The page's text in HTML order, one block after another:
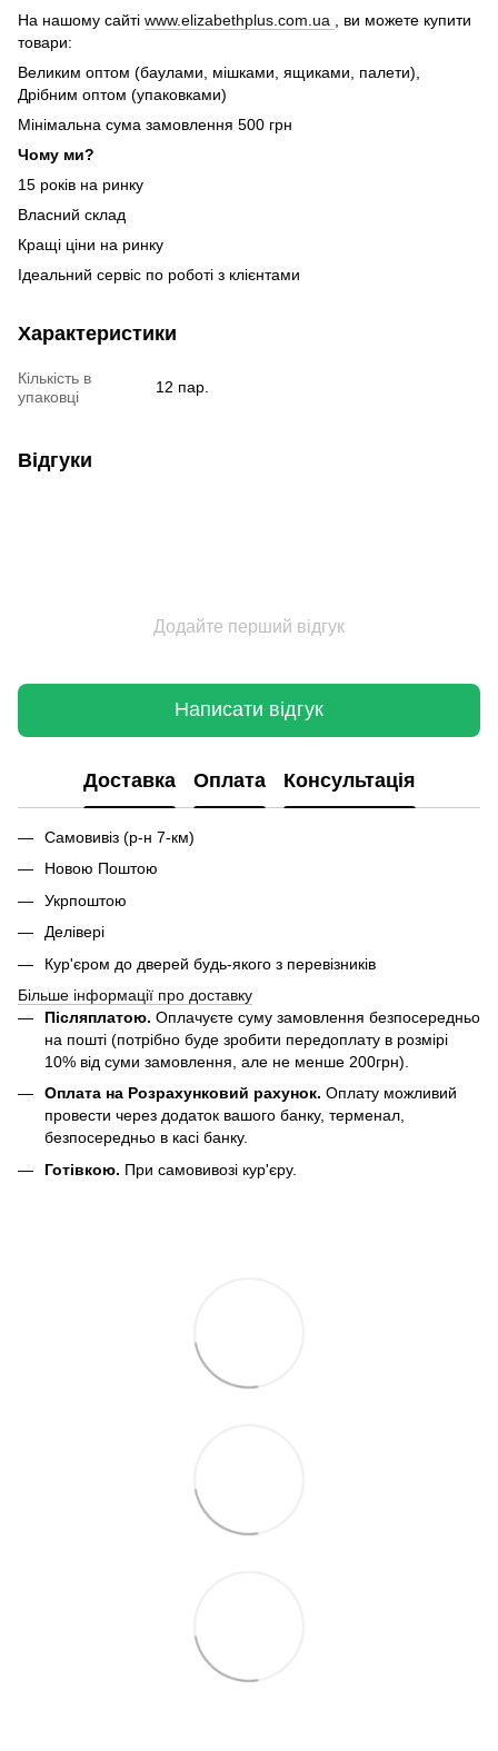
На нашому сайті www.elizabethplus.com.ua
, ви можете купити
товари:
Великим оптом (баулами, мішками, ящиками, палети),
Дрібним оптом (упаковками)
Мінімальна сума замовлення 500 грн
Чому ми?
15 років на ринку
Власний склад
Кращі ціни на ринку
Ідеальний сервіс по роботі з клієнтами
Характеристики
Кількість в
упаковці
12 пар.
Відгуки
Додайте перший відгук
Написати відгук
Доставка Оплата Консультація
Самовивіз (р-н 7-км)
Новою Поштою
Укрпоштою
Делівері
Кур'єром до дверей будь-якого з перевізників
Більше інформації про доставку
Післяплатою. Оплачуєте суму замовлення безпосередньо
на пошті (потрібно буде зробити передоплату в розмірі
10% від суми замовлення, але не менше 200грн).
Оплата на Розрахунковий рахунок. Оплату можливий
провести через додаток вашого банку, терменал,
безпосередньо в касі банку.
Готівкою. При самовивозі кур'єру.